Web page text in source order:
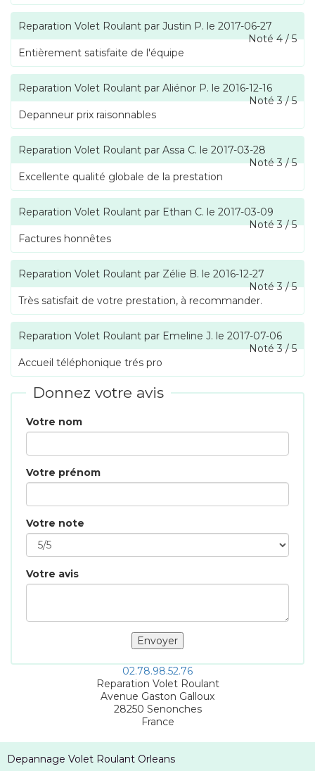
Reparation Volet Roulant par Justin P. le 2017-06-27
Noté4/5
Entièrement satisfaite de l'équipe
Reparation Volet Roulant par Aliénor P. le 2016-12-16
Noté3/5
Depanneur prix raisonnables
Reparation Volet Roulant par Assa C. le 2017-03-28
Noté3/5
Excellente qualité globale de la prestation
Reparation Volet Roulant par Ethan C. le 2017-03-09
Noté3/5
Factures honnêtes
Reparation Volet Roulant par Zélie B. le 2016-12-27
Noté3/5
Très satisfait de votre prestation, à recommander.
Reparation Volet Roulant par Emeline J. le 2017-07-06
Noté3/5
Accueil téléphonique trés pro
Donnez votre avis
Votre nom
Votre prénom
Votre note
Votre avis
02.78.98.52.76
Reparation Volet Roulant
Avenue Gaston Galloux
28250 Senonches
France
Depannage Volet Roulant Orleans